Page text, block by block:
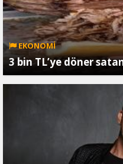
EKONOMİ
3 bin TL’ye döner